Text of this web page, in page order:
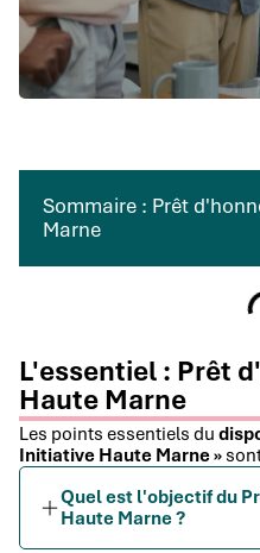
Sommaire : Prêt
Marne
L'essentiel : Prêt
Haute Marne
Les points essentiels du
Initiative Haute Marne »
Quel est l'objectif du
Haute Marne ?